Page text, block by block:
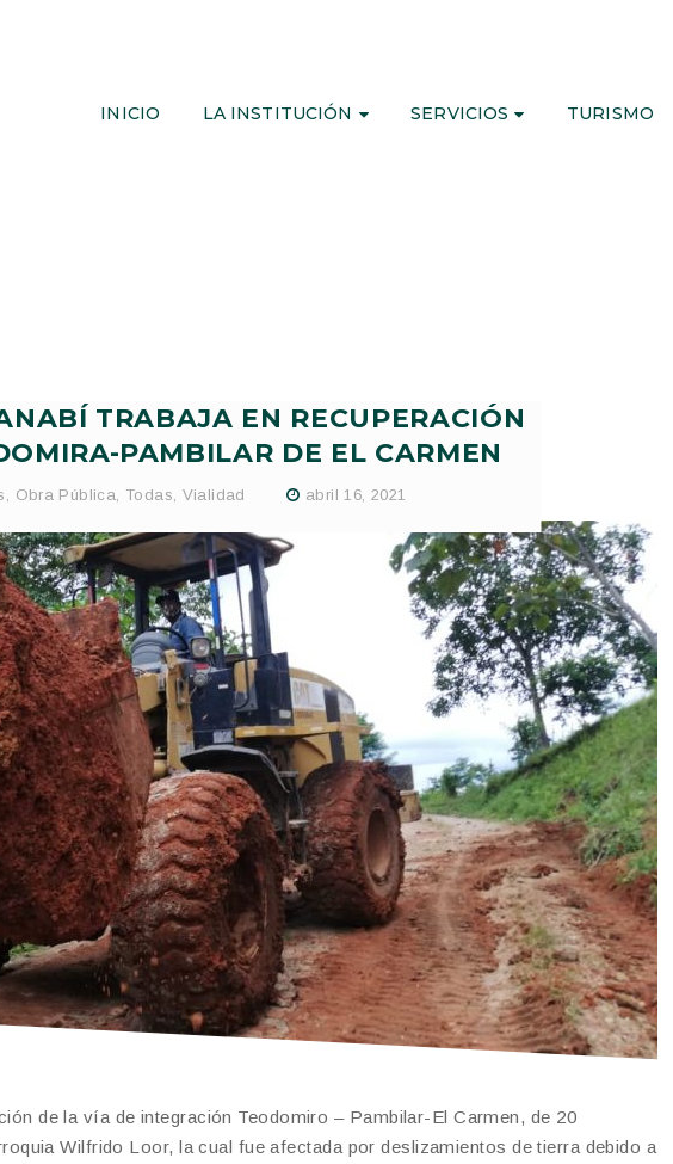
INICIO LA INSTITUCIÓN SERVICIOS TURISMO
TRABAJA EN RECUPERACIÓN
PAMBILAR DE EL CARMEN
, Obra Pública, Todas, Vialidad abril 16, 2021
de la vía de integración Teodomiro – Pambilar-El Carmen, de 20
Wilfrido Loor, la cual fue afectada por deslizamientos de tierra debido a